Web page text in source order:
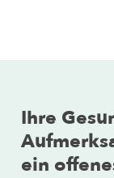
Ihre
ein